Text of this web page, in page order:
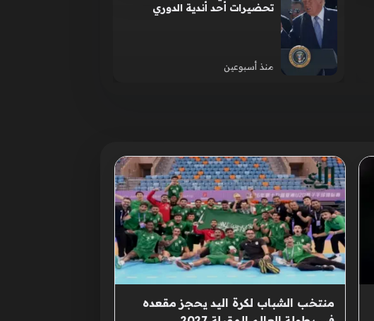
تحضيرات أحد أندية الدوري
منذ أسبوعين
منتخب الشباب لكرة اليد يحجز مقعده